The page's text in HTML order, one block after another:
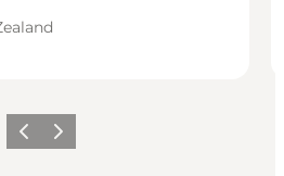
Precedente
Avanti